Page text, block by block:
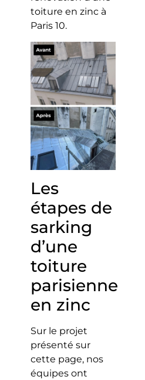
toiture en zinc à
Paris 10.
Les
étapes de
sarking
d’une
toiture
parisienne
en zinc
Sur le projet
présenté sur
cette page, nos
équipes ont